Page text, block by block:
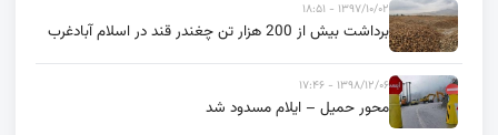
۱۳۹۷/۱۰/۰۲ - ۱۸:۵۱
برداشت بیش از 200 هزار تن چغندر قند در اسلام آبادغرب
۱۳۹۸/۱۲/۰۶ - ۱۷:۴۶
محور حمیل – ایلام مسدود شد